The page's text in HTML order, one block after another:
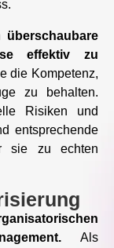
überschaubare
effektiv zu
die Kompetenz,
zu behalten.
Risiken und
entsprechende
sie zu echten
Als